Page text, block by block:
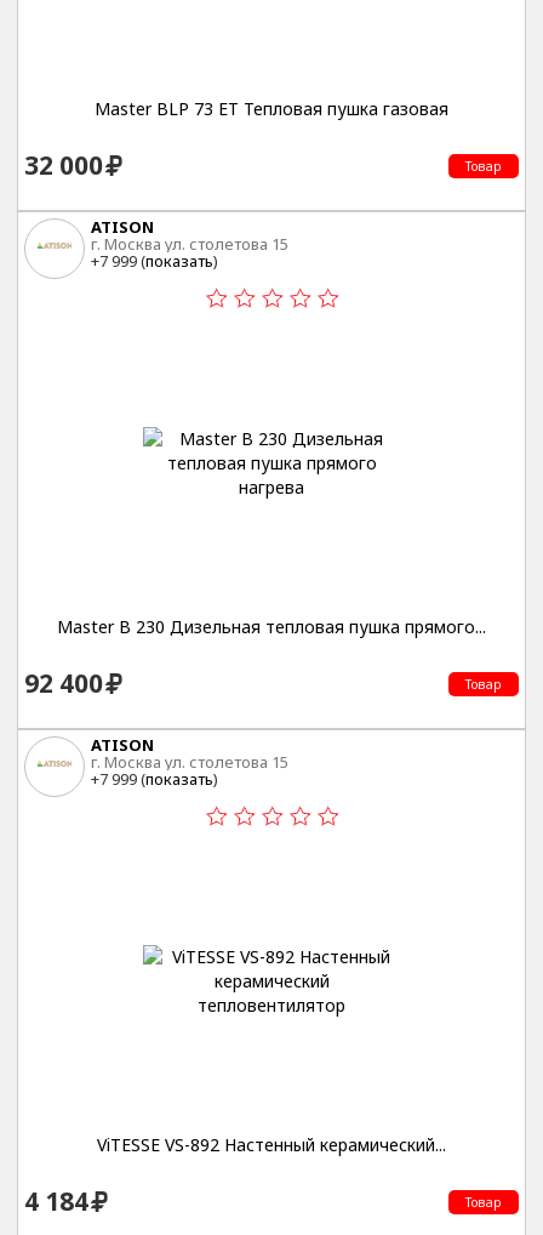
Master BLP 73 ET Тепловая пушка газовая
32 000 Товар
ATISON
г. Москва ул. столетова 15
+7 999 (показать)
Master B 230 Дизельная тепловая пушка прямого...
92 400 Товар
ATISON
г. Москва ул. столетова 15
+7 999 (показать)
ViTESSE VS-892 Настенный керамический...
4 184 Товар